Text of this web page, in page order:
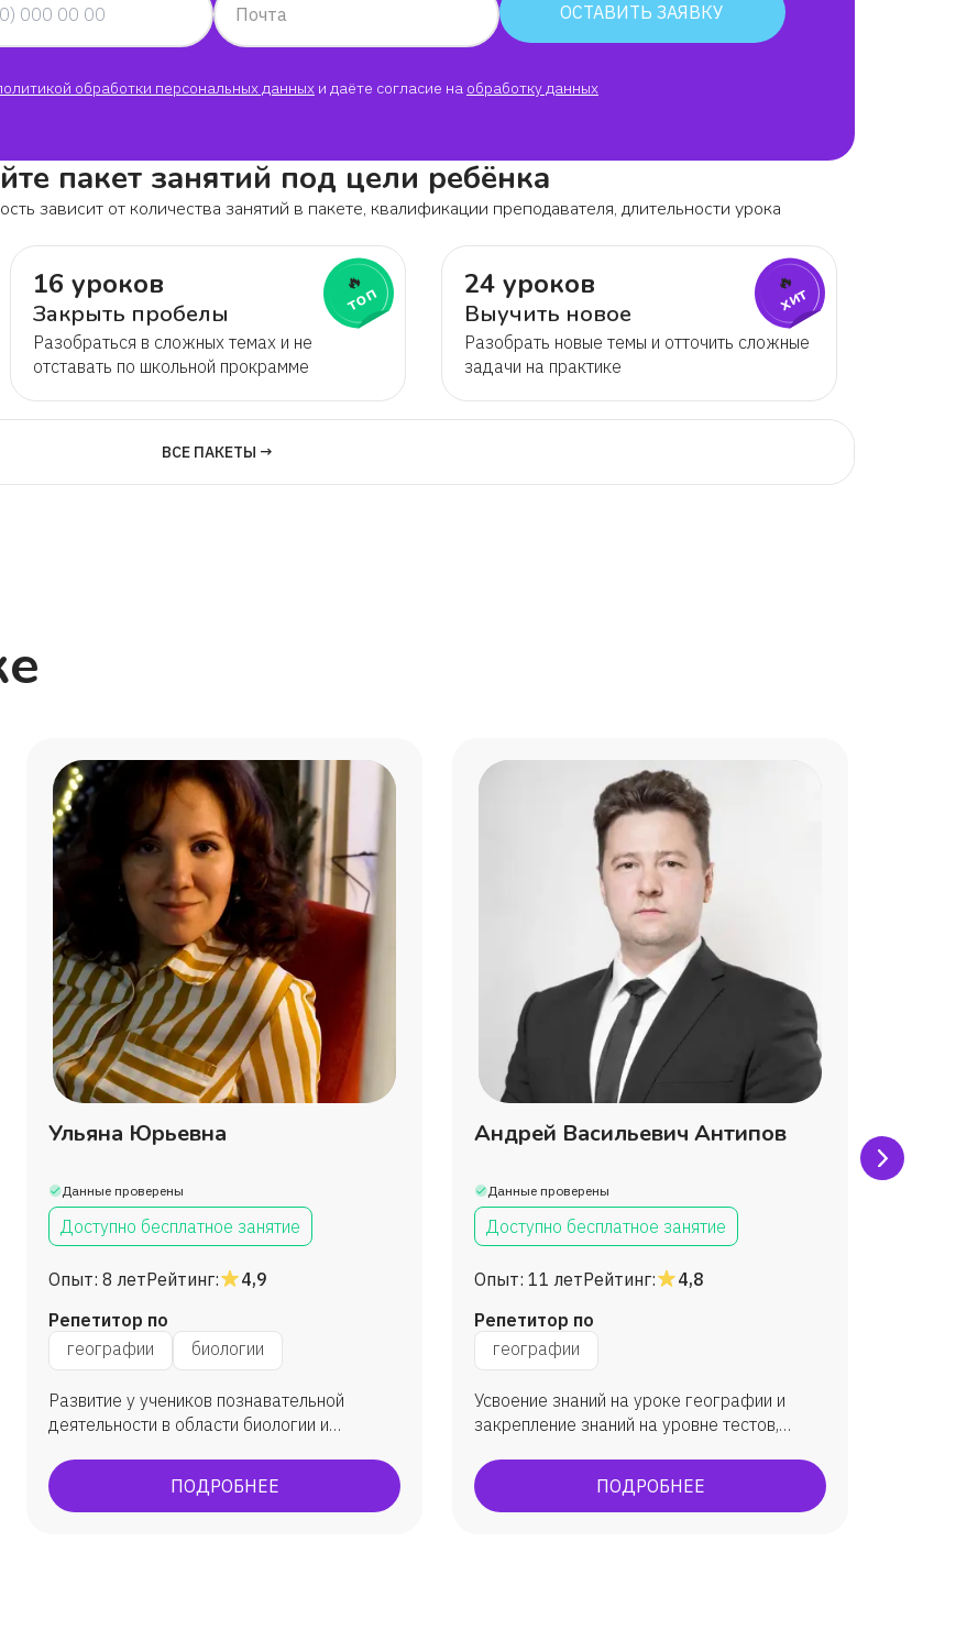
Почта ОСТАВИТЬ ЗАЯВКУ
обработки персональных данных и даёте согласие на обработку данных
пакет занятий под цели ребёнка
зависит от количества занятий в пакете, квалификации преподавателя, длительности урока
16 уроков
Закрыть пробелы
Разобраться в сложных темах и не
отставать по школьной прокрамме
🔥
топ 24 уроков
Выучить новое
Разобрать новые темы и отточить сложные
задачи на практике
🔥
хит
ВСЕ ПАКЕТЫ →
Ульяна Юрьевна
Данные проверены
Доступно бесплатное занятие
Опыт: 8 летРейтинг:
4,9
Репетитор по
географии
биологии
Развитие у учеников познавательной
деятельности в области биологии и
познания и контролировать или оценивать
достижения.
ПОДРОБНЕЕ
Андрей Васильевич Антипов
Данные проверены
Доступно бесплатное занятие
Опыт: 11 летРейтинг:
4,8
Репетитор по
географии
Усвоение знаний на уроке географии и
закрепление знаний на уровне тестов,
ПОДРОБНЕЕ